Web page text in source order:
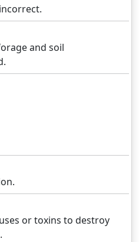
and soil
or toxins to destroy